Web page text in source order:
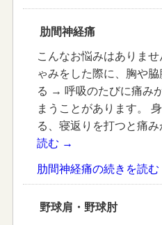
肋間神経痛
こんなお悩みはありま
ゃみをした際に、胸や
る → 呼吸のたびに痛み
まうことがあります。
る、寝返りを打つと痛
読む →
肋間神経痛の続きを読む
野球肩・野球肘